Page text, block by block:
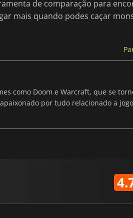
de comparação para
mais quando podes caçar
como Doom e Warcraft, que se
por tudo relacionado a